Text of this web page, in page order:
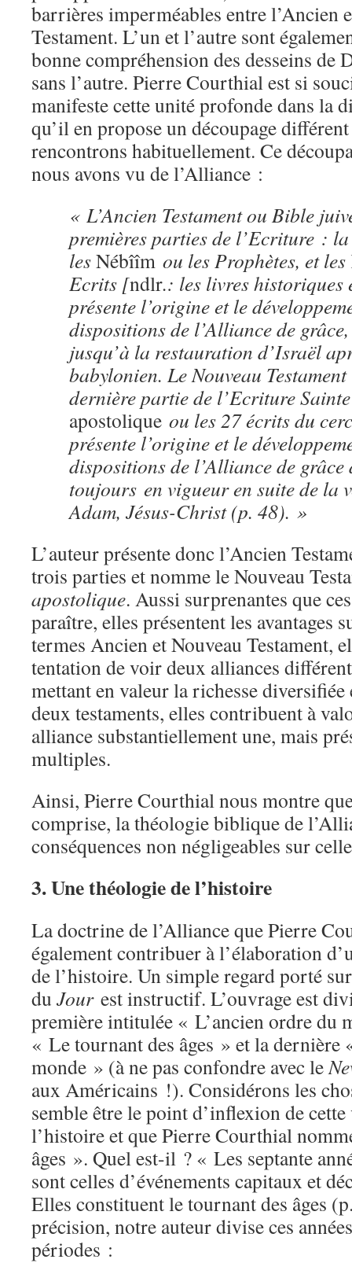
barrières imperméables entre l’Ancien
Testament. L’un et l’autre sont
bonne compréhension des desseins de
sans l’autre. Pierre Courthial est si
manifeste cette unité profonde dans la
qu’il en propose un découpage
rencontrons habituellement. Ce
nous avons vu de l’Alliance :
« L’Ancien Testament ou Bible
premières parties de l’Ecriture :
lesNébîîm ou les Prophètes, et les
Ecrits [ndlr.: les livres
présente l’origine et le
dispositions de l’Alliance de
jusqu’à la restauration d’Israël
babylonien. Le Nouveau
dernière partie de l’Ecriture
apostolique ou les 27 écrits du
présente l’origine et le
dispositions de l’Alliance de
toujours en vigueur en suite de la
Adam, Jésus-Christ (p. 48). »
L’auteur présente donc l’Ancien
trois parties et nomme le Nouveau
apostolique. Aussi surprenantes que
paraître, elles présentent les avantages
termes Ancien et Nouveau Testament,
tentation de voir deux alliances
mettant en valeur la richesse diversifiée
deux testaments, elles contribuent à
alliance substantiellement une, mais
multiples.
Ainsi, Pierre Courthial nous montre
comprise, la théologie biblique de
conséquences non négligeables sur
3. Une théologie de l’histoire
La doctrine de l’Alliance que Pierre
également contribuer à l’élaboration
de l’histoire. Un simple regard porté
du Jourest instructif. L’ouvrage est
première intitulée « L’ancien ordre du
« Le tournant des âges » et la
monde » (à ne pas confondre avec le
aux Américains !). Considérons les
semble être le point d’inflexion de
l’histoire et que Pierre Courthial
âges ». Quel est-il ? « Les septante
sont celles d’événements capitaux et
Elles constituent le tournant des âges
précision, notre auteur divise ces
périodes :